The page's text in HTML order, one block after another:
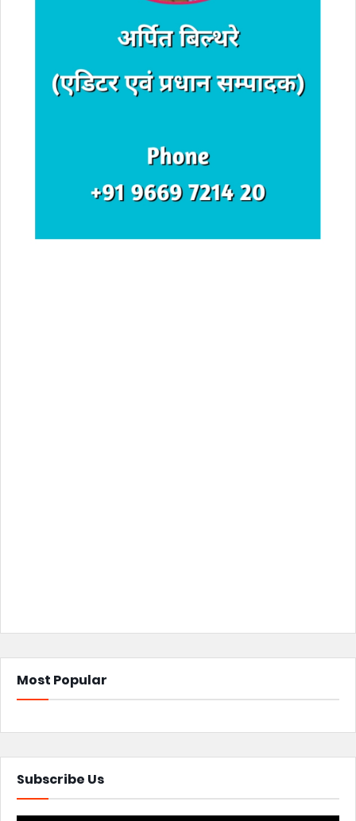
Most Popular
Subscribe Us